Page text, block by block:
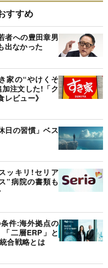
すすめ
者への豊田章男
出なかった
家の“やけくそ
注文した!「ク
ビュー》
日の習慣」ベス
ッキリ!セリア
”病院の書類も
件:海外拠点の
「二層ERP」と
合戦略とは